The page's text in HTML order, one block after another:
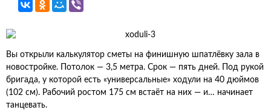
Вы открыли калькулятор сметы на финишную шпатлёвку зала в
новостройке. Потолок — 3,5 метра. Срок — пять дней. Под рукой
бригада, у которой есть «универсальные» ходули на 40 дюймов
(102 см). Рабочий ростом 175 см встаёт на них — и… начинает
танцевать.